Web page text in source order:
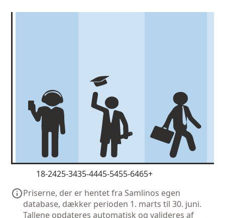
18-2425-3435-4445-5455-6465+
Priserne, der er hentet fra Samlinos egen
database, dækker perioden 1. marts til 30. juni.
Tallene opdateres automatisk og valideres af